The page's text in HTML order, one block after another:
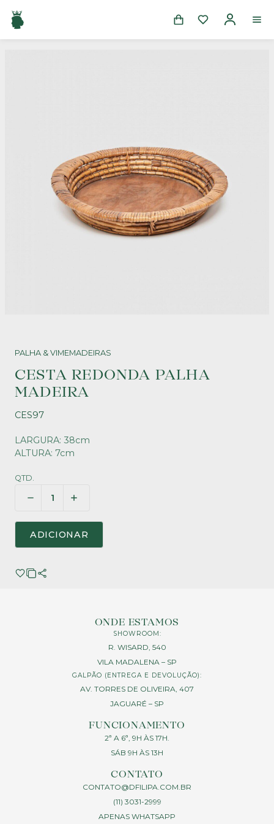
PALHA & VIMEMADEIRAS
CESTA REDONDA PALHA
MADEIRA
CES97
LARGURA: 38cm
ALTURA: 7cm
QTD.
ADICIONAR
ONDE ESTAMOS
SHOWROOM:
R. WISARD, 540
VILA MADALENA – SP
GALPÃO (ENTREGA E DEVOLUÇÃO):
AV. TORRES DE OLIVEIRA, 407
JAGUARÉ – SP
FUNCIONAMENTO
2ª A 6ª, 9H ÀS 17H.
SÁB 9H ÀS 13H
CONTATO
CONTATO@DFILIPA.COM.BR
(11) 3031-2999
APENAS WHATSAPP